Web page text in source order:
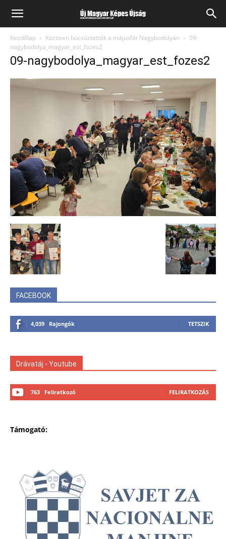
Kezdőlap Közösen búcsúztatták a májusfát Nagybodolyán
09-
nagybodolya_magyar_est_fozes2
09-nagybodolya_magyar_est_fozes2
FACEBOOK
4,039 Rajongók TETSZIK
Drávatáj - Youtube
763 Feliratkozó FELIRATKOZÁS
Támogató: